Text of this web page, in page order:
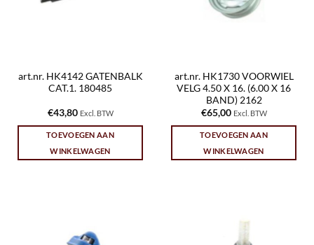
art.nr. HK4142 GATENBALK
CAT.1. 180485
€43,80 Excl. BTW
TOEVOEGEN AAN
WINKELWAGEN
art.nr. HK1730 VOORWIEL
VELG 4.50 X 16. (6.00 X 16
BAND) 2162
€65,00 Excl. BTW
TOEVOEGEN AAN
WINKELWAGEN